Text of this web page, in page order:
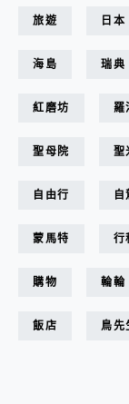
旅遊 日本
海島 瑞典
紅磨坊 羅
聖母院 聖
自由行 自
蒙馬特 行
購物 輪輪
飯店 鳥先